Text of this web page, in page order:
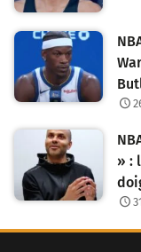
» :